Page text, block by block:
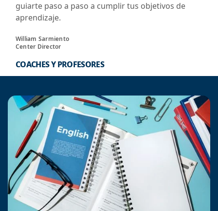
guiarte paso a paso a cumplir tus objetivos de
aprendizaje.
William Sarmiento
Center Director
COACHES Y PROFESORES